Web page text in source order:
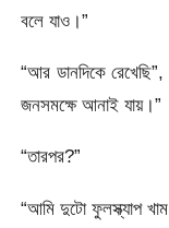
বলে যাও।”
“আর ডানদিকে
জনসমক্ষে আনাই যায়।”
“তারপর?”
“আমি দুটো ফুলস্ক্যাপ